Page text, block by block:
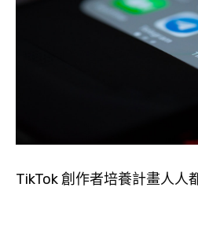
TikTok 創作者培養計畫人人